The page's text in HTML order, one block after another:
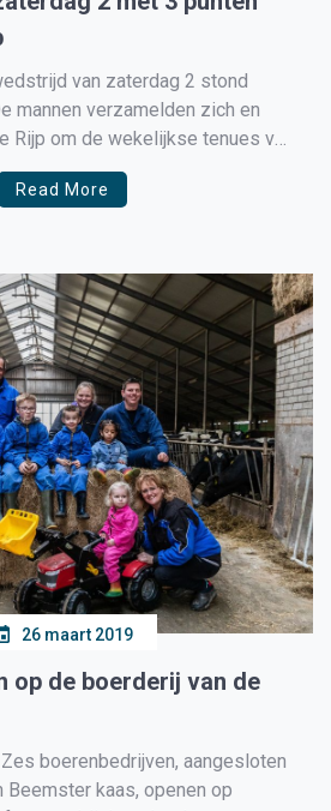
van zaterdag 2 stond
mannen verzamelden zich en
Rijp om de wekelijkse tenues van
mogen aantrekken. De
gemaakt en er werd
Read More
26 maart 2019
op de boerderij van de
Zes boerenbedrijven, aangesloten
kaas, openen op